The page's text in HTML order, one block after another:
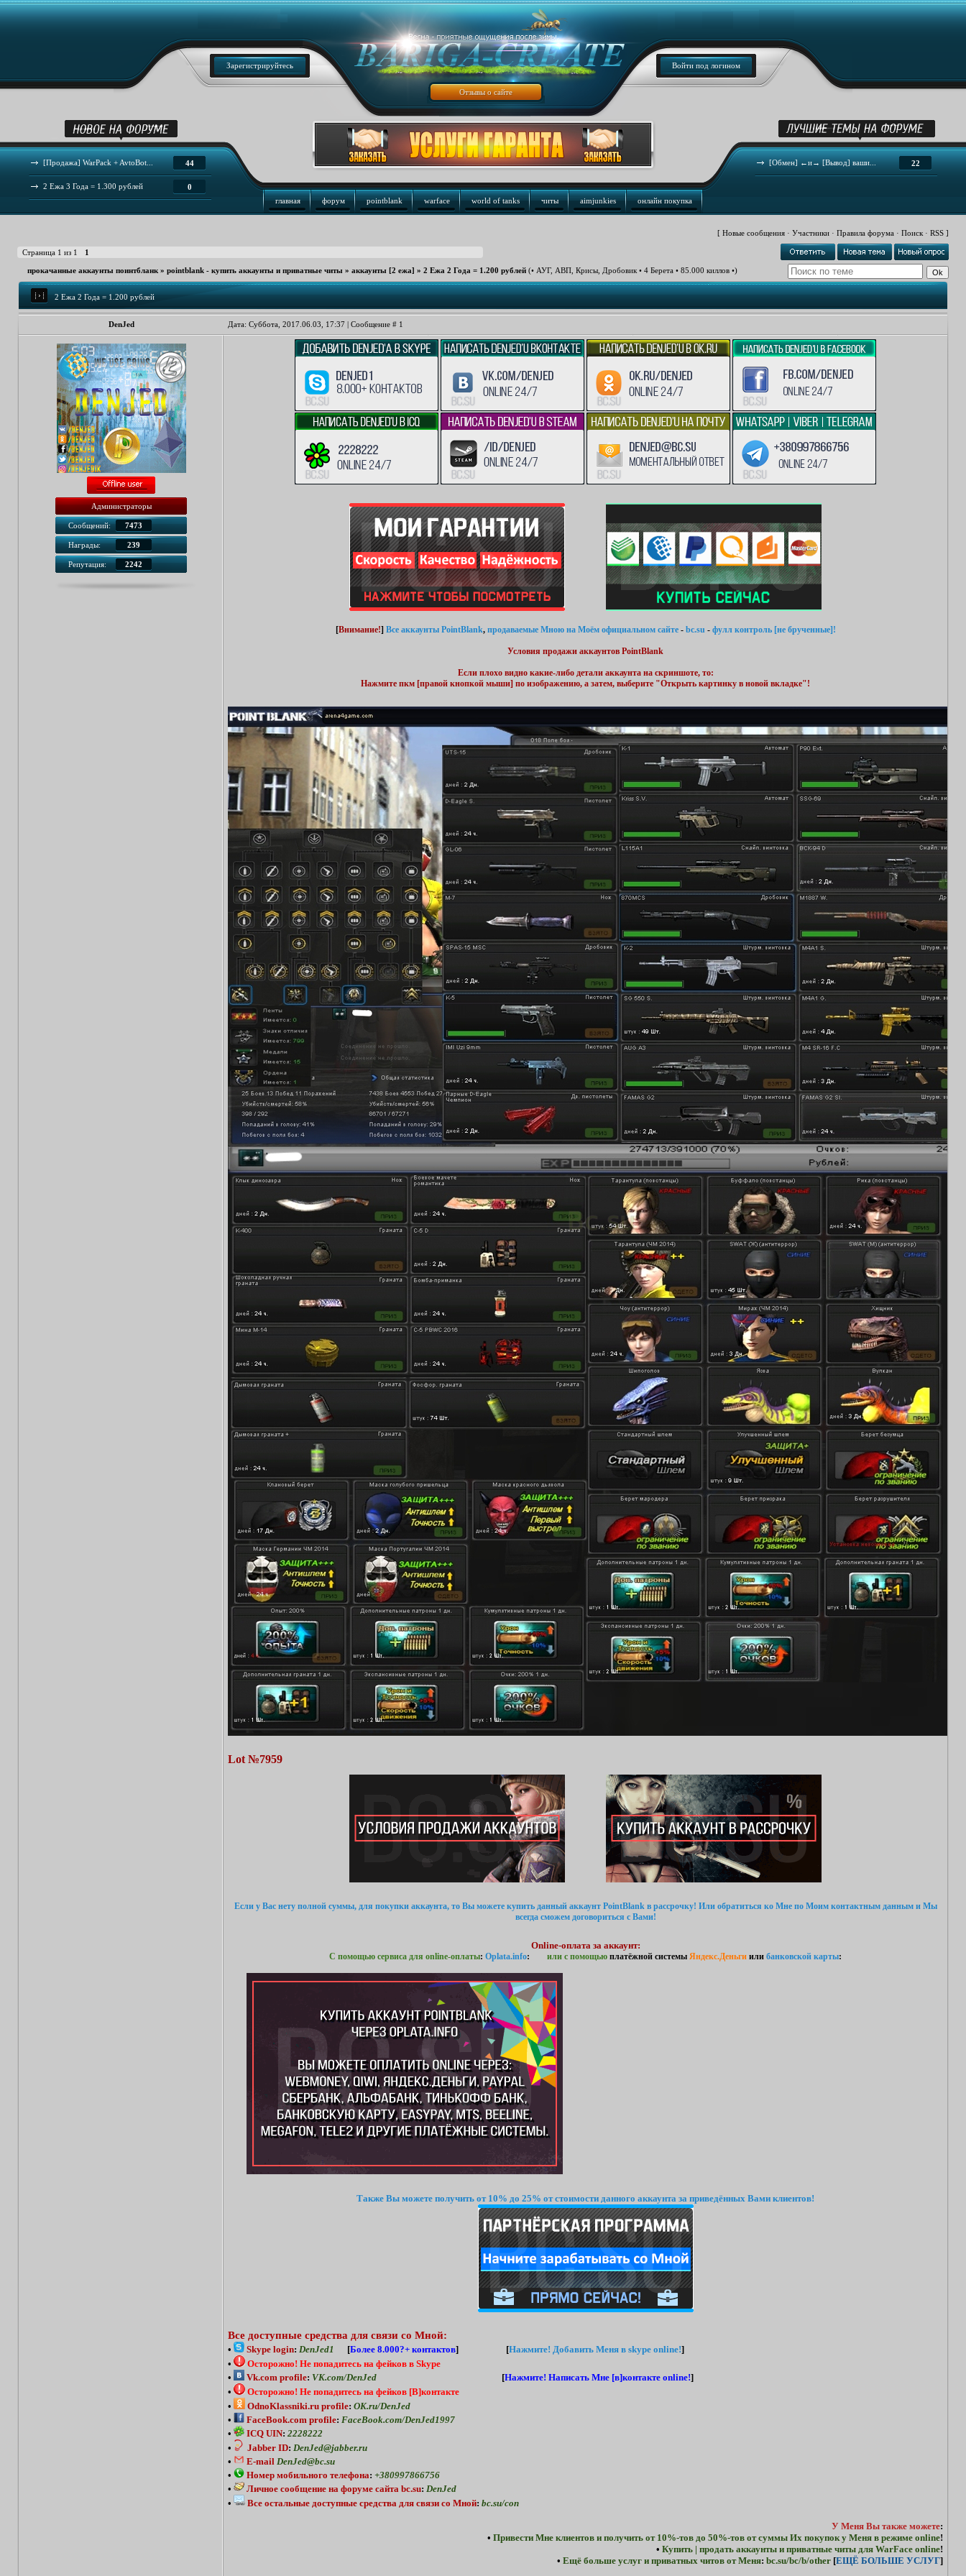
Отзывы о сайте
Зарегистрируйтесь Войти под логином
44
[Продажа] WarPack + AvtoBot...
0
2 Ежа 3 Года = 1.300 рублей
22
[Обмен] ←и→ [Вывод] ваши...
главная форум pointblank warface world of tanks читы aimjunkies онлайн покупка
[ Новые сообщения · Участники · Правила форума · Поиск · RSS ]
Страница 1 из 1 1
прокачанные аккаунты поинтбланк » pointblank - купить аккаунты и приватные читы » аккаунты [2 ежа] » 2 Ежа 2 Года = 1.200 рублей (• АУГ, АВП, Крисы, Дробовик • 4 Берета • 85.000 киллов •)
2 Ежа 2 Года = 1.200 рублей
DenJed Дата: Суббота, 2017.06.03, 17:37 | Сообщение # 1
Администраторы
Сообщений: 7473
Награды: 239
Репутация: 2242
[Внимание!] Все аккаунты PointBlank, продаваемые Мною на Моём официальном сайте- bc.su- фулл контроль [не брученные]!
Условия продажи аккаунтов PointBlank
Если плохо видно какие-либо детали аккаунта на скриншоте, то:
Нажмите пкм [правой кнопкой мыши] по изображению, а затем, выберите "Открыть картинку в новой вкладке"!
Lot №7959
Если у Вас нету полной суммы, для покупки аккаунта, то Вы можете купить данный аккаунт PointBlank в рассрочку! Или обратиться ко Мне по Моим контактным данным и Мы
всегда сможем договориться с Вами!
Online-оплата за аккаунт:
С помощью сервиса для online-оплаты: Oplata.info: или с помощью платёжной системы Яндекс.Деньги или банковской карты:
Также Вы можете получить от 10% до 25% от стоимости данного аккаунта за приведённых Вами клиентов!
Все доступные средства для связи со Мной:
• Skype login: DenJed1 [Более 8.000?+ контактов] [Нажмите! Добавить Меня в skype online!]
•
Осторожно! Не попадитесь на фейков в Skype
•
Vk.com profile: VK.com/DenJed [Нажмите! Написать Мне [в]контакте online!]
•
Осторожно! Не попадитесь на фейков [В]контакте
•
OdnoKlassniki.ru profile: OK.ru/DenJed
•
FaceBook.com profile: FaceBook.com/DenJed1997
•
ICQ UIN: 2228222
•
Jabber ID: DenJed@jabber.ru
•
E-mail DenJed@bc.su
•
Номер мобильного телефона: +380997866756
•
Личное сообщение на форуме сайта bc.su: DenJed
•
Все остальные доступные средства для связи со Мной: bc.su/con
У Меня Вы также можете:
• Привести Мне клиентов и получить от 10%-тов до 50%-тов от суммы Их покупок у Меня в режиме online!
• Купить | продать аккаунты и приватные читы для WarFace online!
• Ещё больше услуг и приватных читов от Меня: bc.su/bc/b/other [ЕЩЁ БОЛЬШЕ УСЛУГ]